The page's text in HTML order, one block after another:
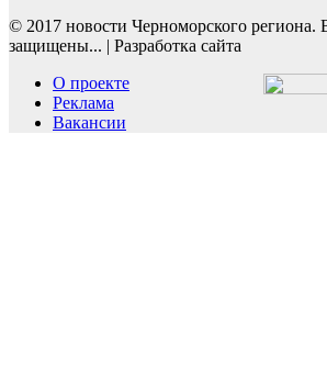
© 2017 новости Черноморского региона.
защищены... | Разработка сайта
О проекте
Реклама
Вакансии